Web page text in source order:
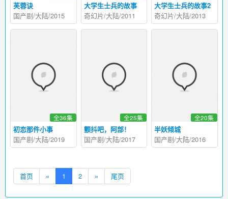
芙蓉诀
国产剧/大陆/2015
大学生士兵的故事
奇幻片/大陆/2011
大学生士兵的故事2
奇幻片/大陆/2013
初恋那件小事
全36集
国产剧/大陆/2019
颤抖吧，阿部！
全25集
国产剧/大陆/2017
半妖倾城
全20集
国产剧/大陆/2016
首页 « 1 2 » 尾页